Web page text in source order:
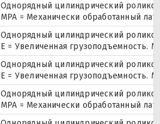
Однорядный цилиндрический
MPA = Механически обработанный
Однорядный цилиндрический
E = Увеличенная грузоподъемность.
Однорядный цилиндрический
E = Увеличенная грузоподъемность.
Однорядный цилиндрический
MPA = Механически обработанный